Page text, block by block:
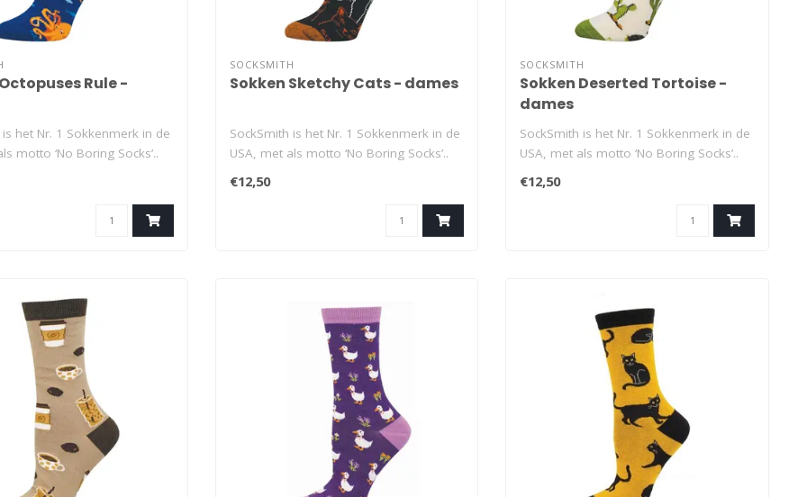
Rule -
het Nr. 1 Sokkenmerk in de
motto ‘No Boring Socks’..
SOCKSMITH
Sokken Sketchy Cats - dames
SockSmith is het Nr. 1 Sokkenmerk in de
USA, met als motto ‘No Boring Socks’..
€12,50
SOCKSMITH
Sokken Deserted Tortoise -
dames
SockSmith is het Nr. 1 Sokkenmerk in de
USA, met als motto ‘No Boring Socks’..
€12,50